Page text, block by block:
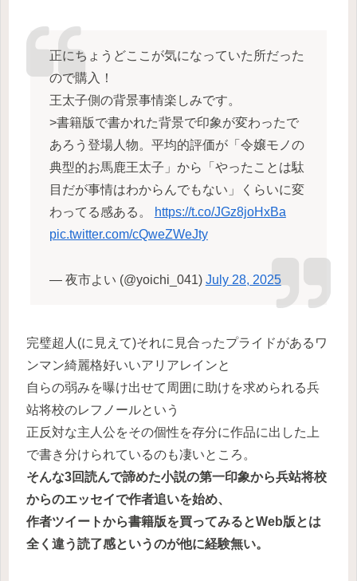
正にちょうどここが気になっていた所だった
ので購入！
王太子側の背景事情楽しみです。
>書籍版で書かれた背景で印象が変わったで
あろう登場人物。平均的評価が「令嬢モノの
典型的お馬鹿王太子」から「やったことは駄
目だが事情はわからんでもない」くらいに変
わってる感ある。
https://t.co/JGz8joHxBa
pic.twitter.com/cQweZWeJty
— 夜市よい (@yoichi_041) July 28, 2025
完璧超人(に見えて)それに見合ったプライドがあるワ
ンマン綺麗格好いいアリアレインと
自らの弱みを曝け出せて周囲に助けを求められる兵
站将校のレフノールという
正反対な主人公をその個性を存分に作品に出した上
で書き分けられているのも凄いところ。
そんな3回読んで諦めた小説の第一印象から兵站将校
からのエッセイで作者追いを始め、
作者ツイートから書籍版を買ってみるとWeb版とは
全く違う読了感というのが他に経験無い。